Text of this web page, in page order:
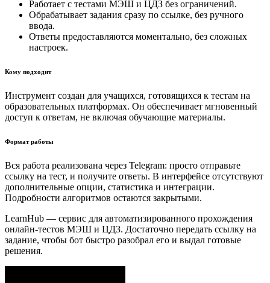
Работает с тестами МЭШ и ЦДЗ без ограничений.
Обрабатывает задания сразу по ссылке, без ручного
ввода.
Ответы предоставляются моментально, без сложных
настроек.
Кому подходит
Инструмент создан для учащихся, готовящихся к тестам на
образовательных платформах. Он обеспечивает мгновенный
доступ к ответам, не включая обучающие материалы.
Формат работы
Вся работа реализована через Telegram: просто отправьте
ссылку на тест, и получите ответы. В интерфейсе отсутствуют
дополнительные опции, статистика и интеграции.
Подробности алгоритмов остаются закрытыми.
LearnHub — сервис для автоматизированного прохождения
онлайн-тестов МЭШ и ЦДЗ. Достаточно передать ссылку на
задание, чтобы бот быстро разобрал его и выдал готовые
решения.